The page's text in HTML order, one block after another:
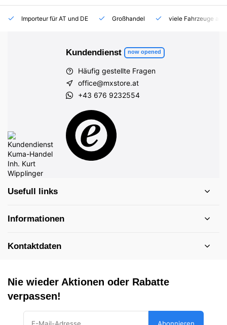
Importeur für AT und DE Großhandel viele Fahrzeuge auf
Kundendienst now opened
Häufig gestellte Fragen
office@mxstore.at
+43 676 9232554
Usefull links
Informationen
Kontaktdaten
Nie wieder Aktionen oder Rabatte
verpassen!